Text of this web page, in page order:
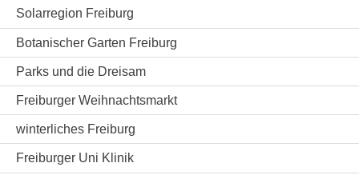
Solarregion Freiburg
Botanischer Garten Freiburg
Parks und die Dreisam
Freiburger Weihnachtsmarkt
winterliches Freiburg
Freiburger Uni Klinik